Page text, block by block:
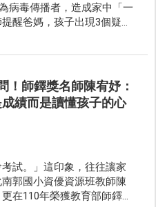
病毒傳播者，造成家中「一
醒爸媽，孩子出現3個疑似
！師鐸獎名師陳宥妤：
績而是讀懂孩子的心
試。」這印象，往往讓家
郭國小資優資源班教師陳
在110年榮獲教育部師鐸